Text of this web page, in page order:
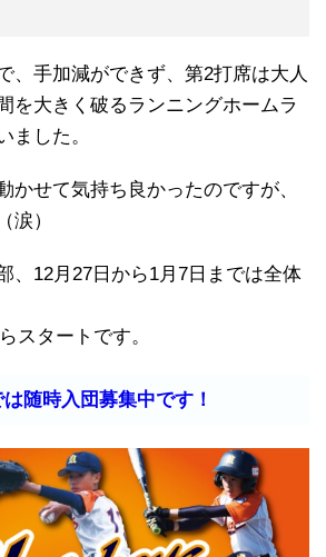
、手加減ができず、第2打席は大人
を大きく破るランニングホームラ
ました。
かせて気持ち良かったのですが、
涙）
、12月27日から1月7日までは全体
スタートです。
随時入団募集中です！